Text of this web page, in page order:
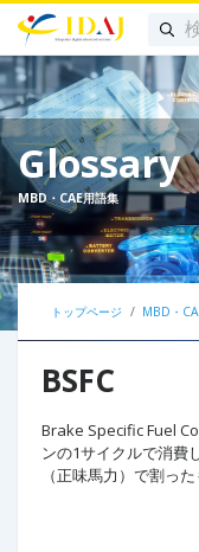
Glossary
MBD・CAE用語集
トップページ MBD・
BSFC
Brake Specific Fuel
ンの1サイクルで消費
（正味馬力）で割った